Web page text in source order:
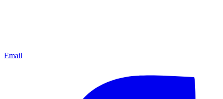
Email